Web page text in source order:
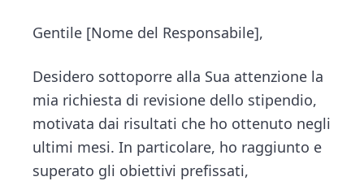
Gentile [Nome del Responsabile],
Desidero sottoporre alla Sua attenzione la
mia richiesta di revisione dello stipendio,
motivata dai risultati che ho ottenuto negli
ultimi mesi. In particolare, ho raggiunto e
superato gli obiettivi prefissati,